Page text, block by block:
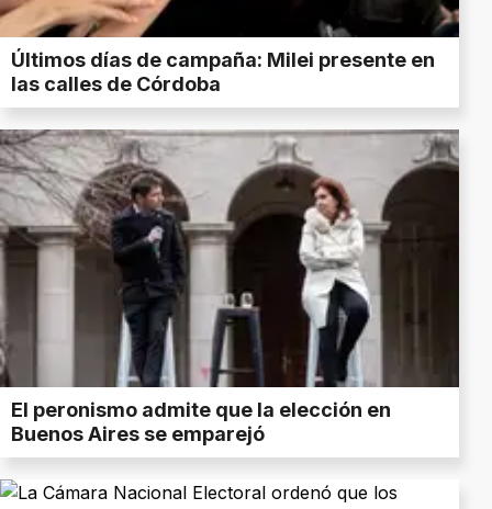
Últimos días de campaña: Milei presente en
las calles de Córdoba
El peronismo admite que la elección en
Buenos Aires se emparejó